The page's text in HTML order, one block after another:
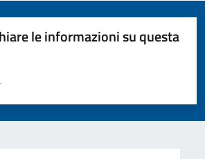
le informazioni su questa
pagina
5 stelle su 5
stelle su 5
su 5
5